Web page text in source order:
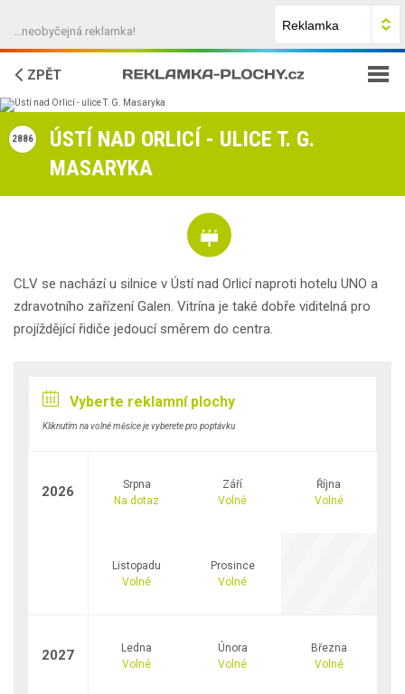
…neobyčejná reklamka!
ZPĚT
2886
ÚSTÍ NAD ORLICÍ - ULICE T. G.
MASARYKA
CLV se nachází u silnice v Ústí nad Orlicí naproti hotelu UNO a
zdravotního zařízení Galen. Vitrína je také dobře viditelná pro
projíždějící řidiče jedoucí směrem do centra.
Vyberte reklamní plochy
Kliknutím na volné měsíce je vyberete pro poptávku
2026
Srpna
Na dotaz
Září
Volné
Října
Volné
Listopadu
Volné
Prosince
Volné
2027
Ledna
Volné
Února
Volné
Března
Volné